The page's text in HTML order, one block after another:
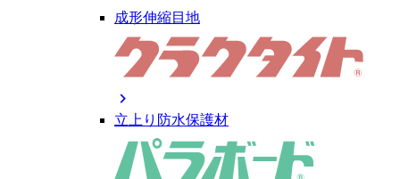
成形伸縮目地
chevron_right
立上り防水保護材